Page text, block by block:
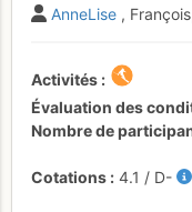
AnneLise ,
Activités
Évaluation des
Nombre de
Cotations 4.1 / D-